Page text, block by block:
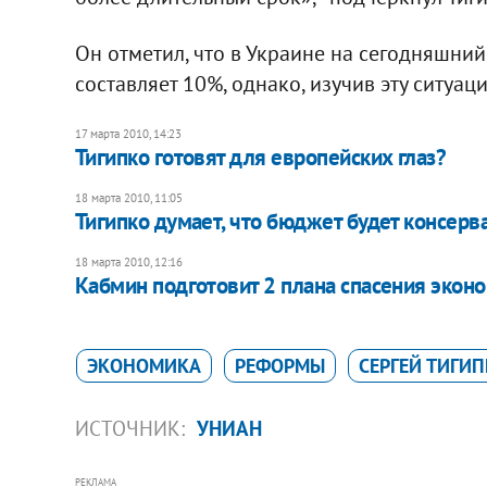
Он отметил, что в Украине на
составляет 10%, однако, изучив эту
17 марта 2010, 14:23
Тигипко готовят для европейских глаз?
18 марта 2010, 11:05
Тигипко думает, что бюджет будет
18 марта 2010, 12:16
Кабмин подготовит 2 плана спасения
ЭКОНОМИКА РЕФОРМЫ СЕРГЕЙ
ИСТОЧНИК: УНИАН
РЕКЛАМА